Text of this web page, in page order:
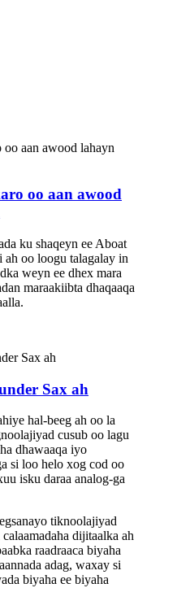
oo aan awood
ku shaqeyn ee Aboat
ah oo loogu talagalay in
weyn ee dhex mara
maraakiibta dhaqaaqa
Sax ah
hal-beeg ah oo la
cusub oo lagu
dhawaaqa iyo
si loo helo xog cod oo
isku daraa analog-ga
tiknoolajiyad
dijitaalka ah
raadraaca biyaha
adag, waxay si
biyaha ee biyaha